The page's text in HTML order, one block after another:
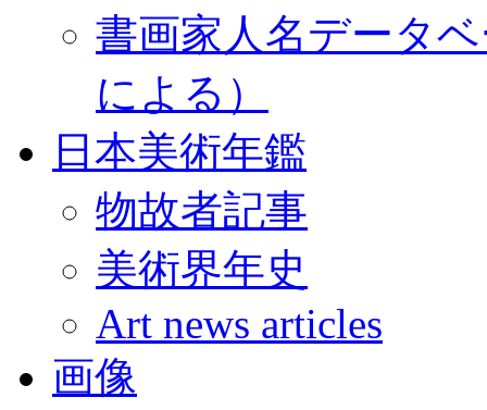
書画家人名データ
による）
日本美術年鑑
物故者記事
美術界年史
Art news articles
画像